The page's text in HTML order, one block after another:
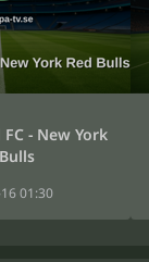
- New York
01:30